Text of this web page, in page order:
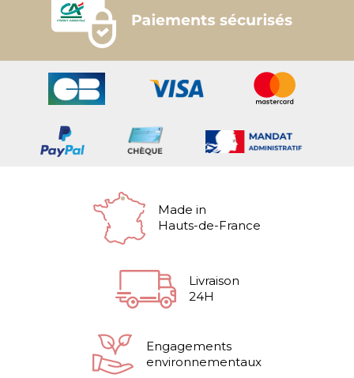
Made in
Hauts-de-France
Livraison
24H
Engagements
environnementaux